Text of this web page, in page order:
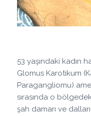
53 yaşındaki kadın
Glomus Karotikum
Paragangliomu)
sırasında o
şah damarı ve